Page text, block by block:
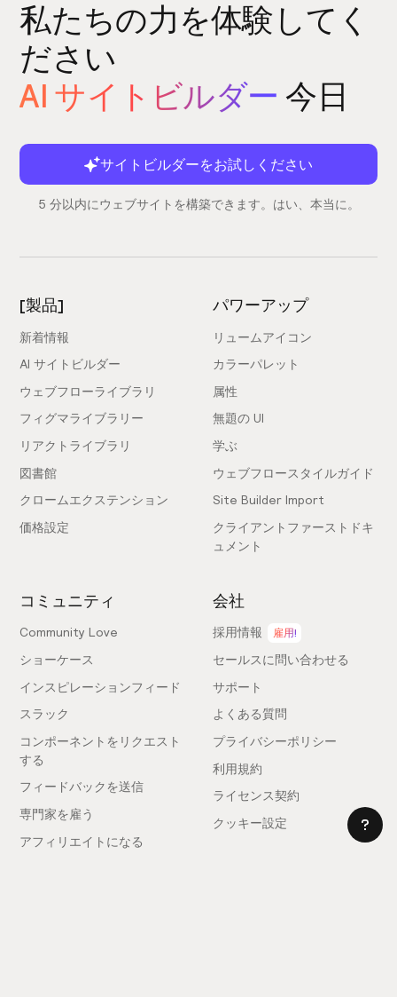
私たちの力を体験してく
ださい
AI サイトビルダー 今日
サイトビルダーをお試しください
5 分以内にウェブサイトを構築できます。はい、本当に。
[製品]
新着情報
AI サイトビルダー
ウェブフローライブラリ
フィグマライブラリー
リアクトライブラリ
図書館
クロームエクステンション
価格設定
パワーアップ
リュームアイコン
カラーパレット
属性
無題の UI
学ぶ
ウェブフロースタイルガイド
Site Builder Import
クライアントファーストドキ
ュメント
コミュニティ
Community Love
ショーケース
インスピレーションフィード
スラック
コンポーネントをリクエスト
する
フィードバックを送信
専門家を雇う
アフィリエイトになる
会社
採用情報 雇用!
セールスに問い合わせる
サポート
よくある質問
プライバシーポリシー
利用規約
ライセンス契約
クッキー設定